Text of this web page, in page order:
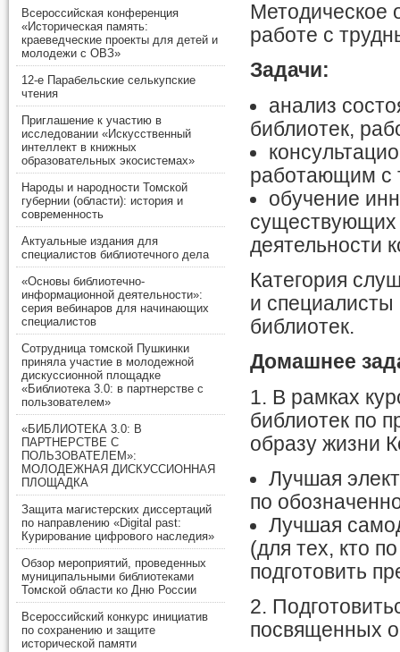
Всероссийская конференция
«Историческая память:
краеведческие проекты для детей и
молодежи с ОВЗ»
12-е Парабельские селькупские
чтения
Приглашение к участию в
исследовании «Искусственный
интеллект в книжных
образовательных экосистемах»
Народы и народности Томской
губернии (области): история и
современность
Актуальные издания для
специалистов библиотечного дела
«Основы библиотечно-
информационной деятельности»:
серия вебинаров для начинающих
специалистов
Сотрудница томской Пушкинки
приняла участие в молодежной
дискуссионной площадке
«Библиотека 3.0: в партнерстве с
пользователем»
«БИБЛИОТЕКА 3.0: В
ПАРТНЕРСТВЕ С
ПОЛЬЗОВАТЕЛЕМ»:
МОЛОДЕЖНАЯ ДИСКУССИОННАЯ
ПЛОЩАДКА
Защита магистерских диссертаций
по направлению «Digital past:
Курирование цифрового наследия»
Обзор мероприятий, проведенных
муниципальными библиотеками
Томской области ко Дню России
Всероссийский конкурс инициатив
по сохранению и защите
исторической памяти
Методическое
работе с
Задачи:
анализ
библиотек,
работающим с
обучение
существующих
деятельности
Категория
и
библиотек.
Домашнее
1. В рамках
библиотек по
образу жизни
Лучшая
по
Лучшая
(для тех, кто
подготовить
2.
посвященных